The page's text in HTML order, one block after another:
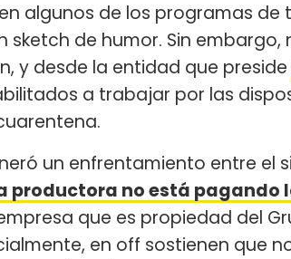
algunos de los programas de
sketch de humor. Sin
y desde la entidad que preside
a trabajar por las
un enfrentamiento entre el
productora no está pagando
que es propiedad del
en off sostienen que